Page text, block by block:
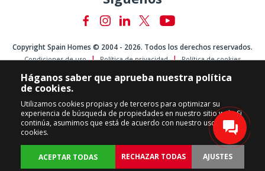
Volver PROPIEDADES PERSONALIZAR
Copyright Spain Homes © 2004 - 2026. Todos los derechos reservados.
Condiciones de uso Política de privacidad Política de cookies
Háganos saber que aprueba nuestra política
de cookies.
Utilizamos cookies propias y de terceros para optimizar su
experiencia de búsqueda de propiedades en nuestro sitio web. Si
continúa, asumimos que está de acuerdo con nuestro uso de
cookies.
ACEPTAR TODAS RECHAZAR TODAS AJUSTES